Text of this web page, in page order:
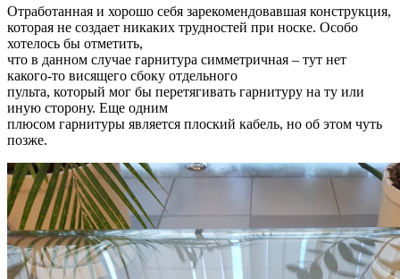
Отработанная и хорошо себя зарекомендовавшая конструкция,
которая не создает никаких трудностей при носке. Особо
хотелось бы отметить,
что в данном случае гарнитура симметричная – тут нет
какого-то висящего сбоку отдельного
пульта, который мог бы перетягивать гарнитуру на ту или
иную сторону. Еще одним
плюсом гарнитуры является плоский кабель, но об этом чуть
позже.